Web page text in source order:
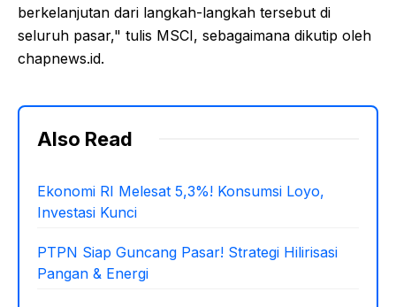
berkelanjutan dari langkah-langkah tersebut di
seluruh pasar," tulis MSCI, sebagaimana dikutip oleh
chapnews.id.
Also Read
Ekonomi RI Melesat 5,3%! Konsumsi Loyo,
Investasi Kunci
PTPN Siap Guncang Pasar! Strategi Hilirisasi
Pangan & Energi